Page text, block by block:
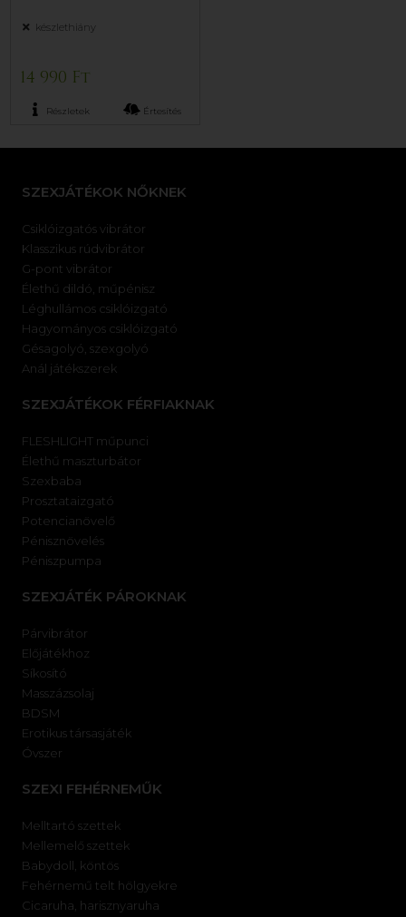
készlethiány
14 990 Ft
Részletek Értesítés
SZEXJÁTÉKOK NŐKNEK
Csiklóizgatós vibrátor
Klasszikus rúdvibrátor
G-pont vibrátor
Élethű dildó, műpénisz
Léghullámos csiklóizgató
Hagyományos csiklóizgató
Gésagolyó, szexgolyó
Anál játékszerek
SZEXJÁTÉKOK FÉRFIAKNAK
FLESHLIGHT műpunci
Élethű maszturbátor
Szexbaba
Prosztataizgató
Potencianövelő
Pénisznövelés
Péniszpumpa
SZEXJÁTÉK PÁROKNAK
Párvibrátor
Előjátékhoz
Síkosító
Masszázsolaj
BDSM
Erotikus társasjáték
Óvszer
SZEXI FEHÉRNEMŰK
Melltartó szettek
Mellemelő szettek
Babydoll, köntös
Fehérnemű telt hölgyekre
Cicaruha, harisznyaruha